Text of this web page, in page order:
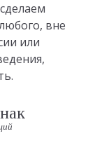
вне
или